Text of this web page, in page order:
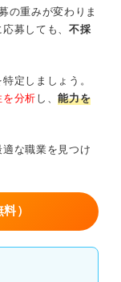
の重みが変わりま
募しても、 不採
定しましょう。
を分析し、能力を
な職業を見つけ
）